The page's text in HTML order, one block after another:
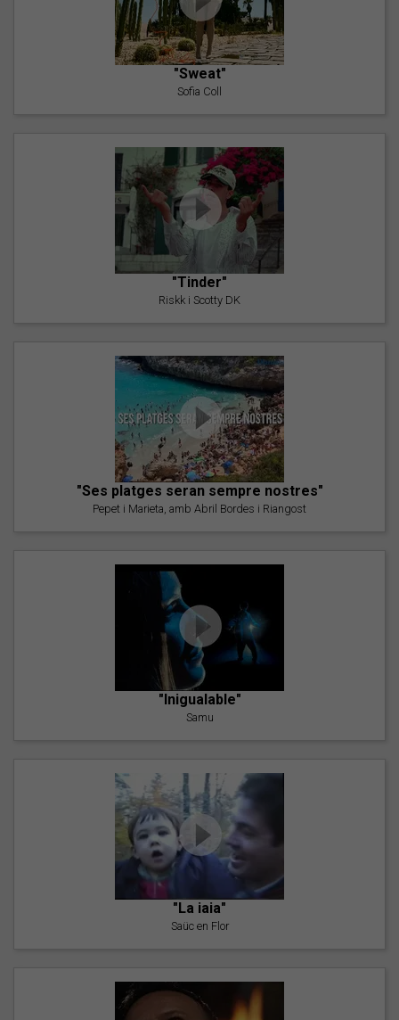
"Sweat"
Sofia Coll
"Tinder"
Riskk i Scotty DK
"Ses platges seran sempre nostres"
Pepet i Marieta, amb Abril Bordes i Riangost
"Inigualable"
Samu
"La iaia"
Saüc en Flor